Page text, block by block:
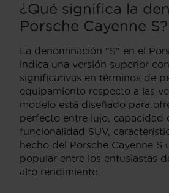
¿Qué significa la
Porsche Cayenne S?
La denominación "S" en el
indica una versión superior
significativas en términos de
equipamiento respecto a las
modelo está diseñado para
perfecto entre lujo, capacidad
funcionalidad SUV,
hecho del Porsche Cayenne S
popular entre los entusiastas
alto rendimiento.